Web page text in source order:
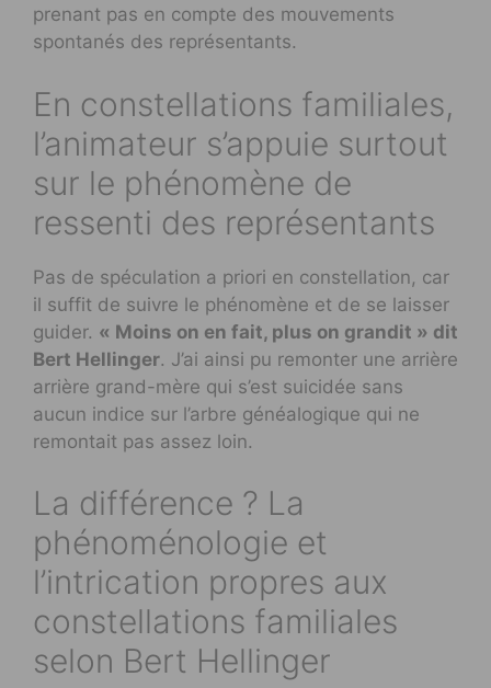
prenant pas en compte des mouvements
spontanés des représentants.
En constellations familiales,
l’animateur s’appuie surtout
sur le phénomène de
ressenti des représentants
Pas de spéculation a priori en constellation, car
il suffit de suivre le phénomène et de se laisser
guider. « Moins on en fait, plus on grandit » dit
Bert Hellinger. J’ai ainsi pu remonter une arrière
arrière grand-mère qui s’est suicidée sans
aucun indice sur l’arbre généalogique qui ne
remontait pas assez loin.
La différence ? La
phénoménologie et
l’intrication propres aux
constellations familiales
selon Bert Hellinger